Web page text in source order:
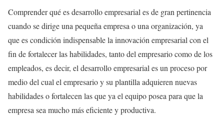
Comprender qué es desarrollo empresarial es de gran pertinencia
cuando se dirige una pequeña empresa o una organización, ya
que es condición indispensable la innovación empresarial con el
fin de fortalecer las habilidades, tanto del empresario como de los
empleados, es decir, el desarrollo empresarial es un proceso por
medio del cual el empresario y su plantilla adquieren nuevas
habilidades o fortalecen las que ya el equipo posea para que la
empresa sea mucho más eficiente y productiva.